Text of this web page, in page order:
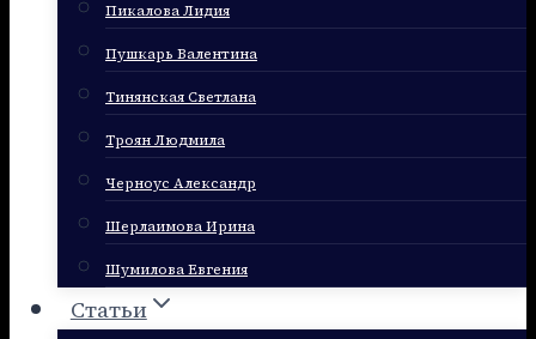
Пикалова Лидия
Пушкарь Валентина
Тинянская Светлана
Троян Людмила
Черноус Александр
Шерлаимова Ирина
Шумилова Евгения
Статьи